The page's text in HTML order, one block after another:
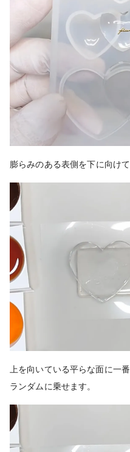
膨らみのある表側を下に向け
上を向いている平らな面に一
ランダムに乗せます。